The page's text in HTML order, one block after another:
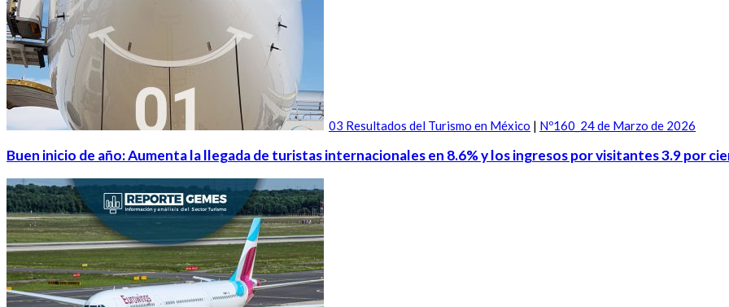
03 Resultados del Turismo en México | Nº160_24 de Marzo de 2026
Buen inicio de año: Aumenta la llegada de turistas internacionales en 8.6% y los ingresos por visitantes 3.9 por